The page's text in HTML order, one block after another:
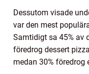
Dessutom visade
var den mest
Samtidigt sa 45% av
föredrog dessert
medan 30%